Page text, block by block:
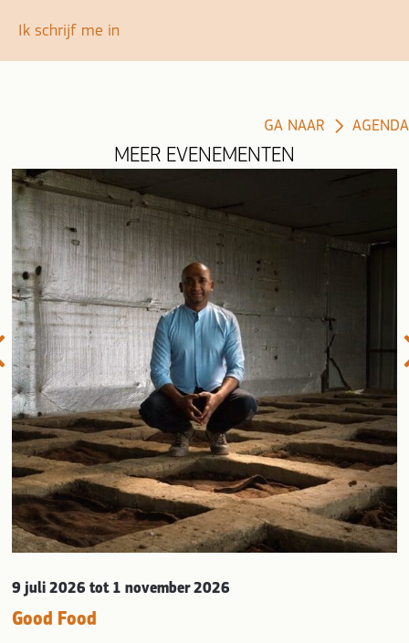
Ik schrijf me in
GA NAAR AGENDA
MEER EVENEMENTEN
9 juli 2026tot 1 november 2026
Good Food